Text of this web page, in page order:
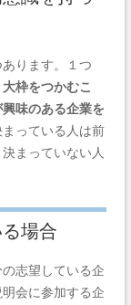
ります。１つ
枠をつかむこ
興味のある企業を
っている人は前
まっていない人
場合
志望している企
会に参加する企